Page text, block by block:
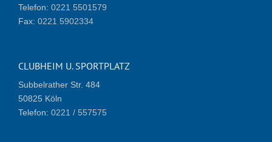
Telefon: 0221 5501579
Fax: 0221 5902334
CLUBHEIM U. SPORTPLATZ
Subbelrather Str. 484
50825 Köln
Telefon: 0221 / 557575